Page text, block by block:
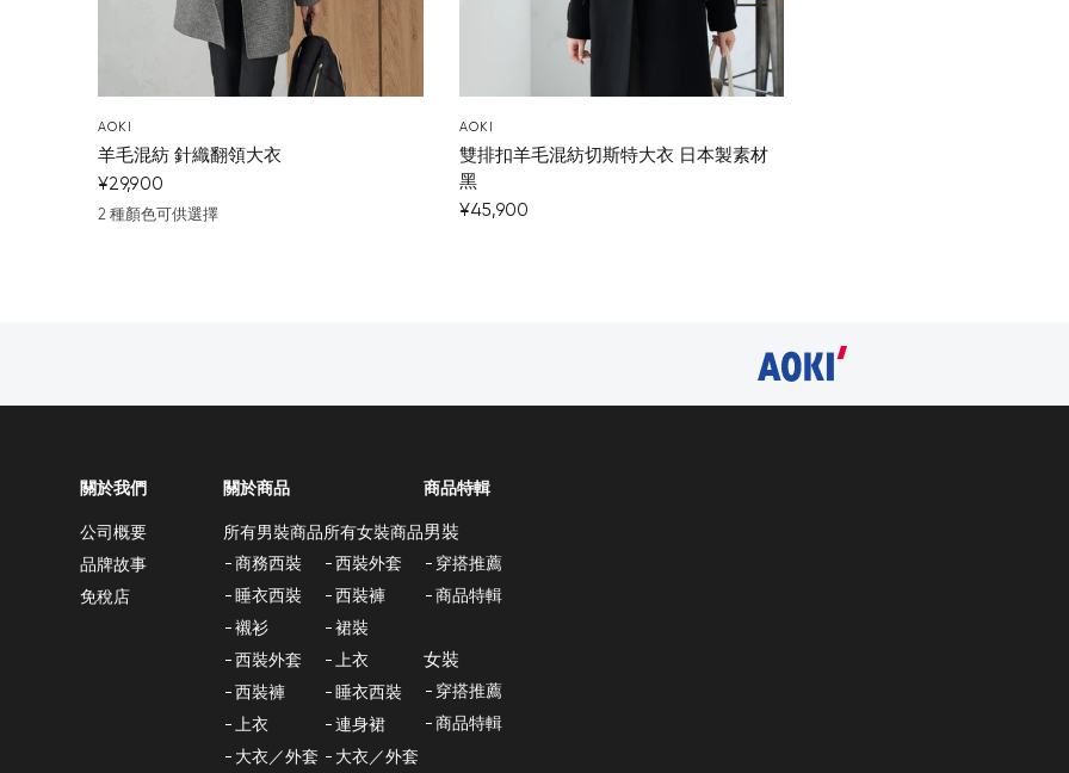
AOKI
羊毛混紡 針織翻領大衣
¥29,900
白/黑
米白色
2 種顏色可供選擇
AOKI
雙排扣羊毛混紡切斯特大衣 日本製素材
黑
¥45,900
關於我們
公司概要
品牌故事
免稅店
關於商品
所有男裝商品
商務西裝
睡衣西裝
襯衫
西裝外套
西裝褲
上衣
大衣／外套
所有女裝商品
西裝外套
西裝褲
裙裝
上衣
睡衣西裝
連身裙
大衣／外套
商品特輯
男裝
穿搭推薦
商品特輯
女裝
穿搭推薦
商品特輯